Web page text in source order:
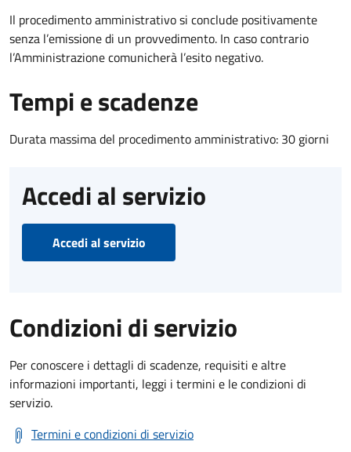
Il procedimento amministrativo si conclude positivamente
senza l’emissione di un provvedimento. In caso contrario
l’Amministrazione comunicherà l’esito negativo.
Tempi e scadenze
Durata massima del procedimento amministrativo: 30 giorni
Accedi al servizio
Accedi al servizio
Condizioni di servizio
Per conoscere i dettagli di scadenze, requisiti e altre
informazioni importanti, leggi i termini e le condizioni di
servizio.
Termini e condizioni di servizio